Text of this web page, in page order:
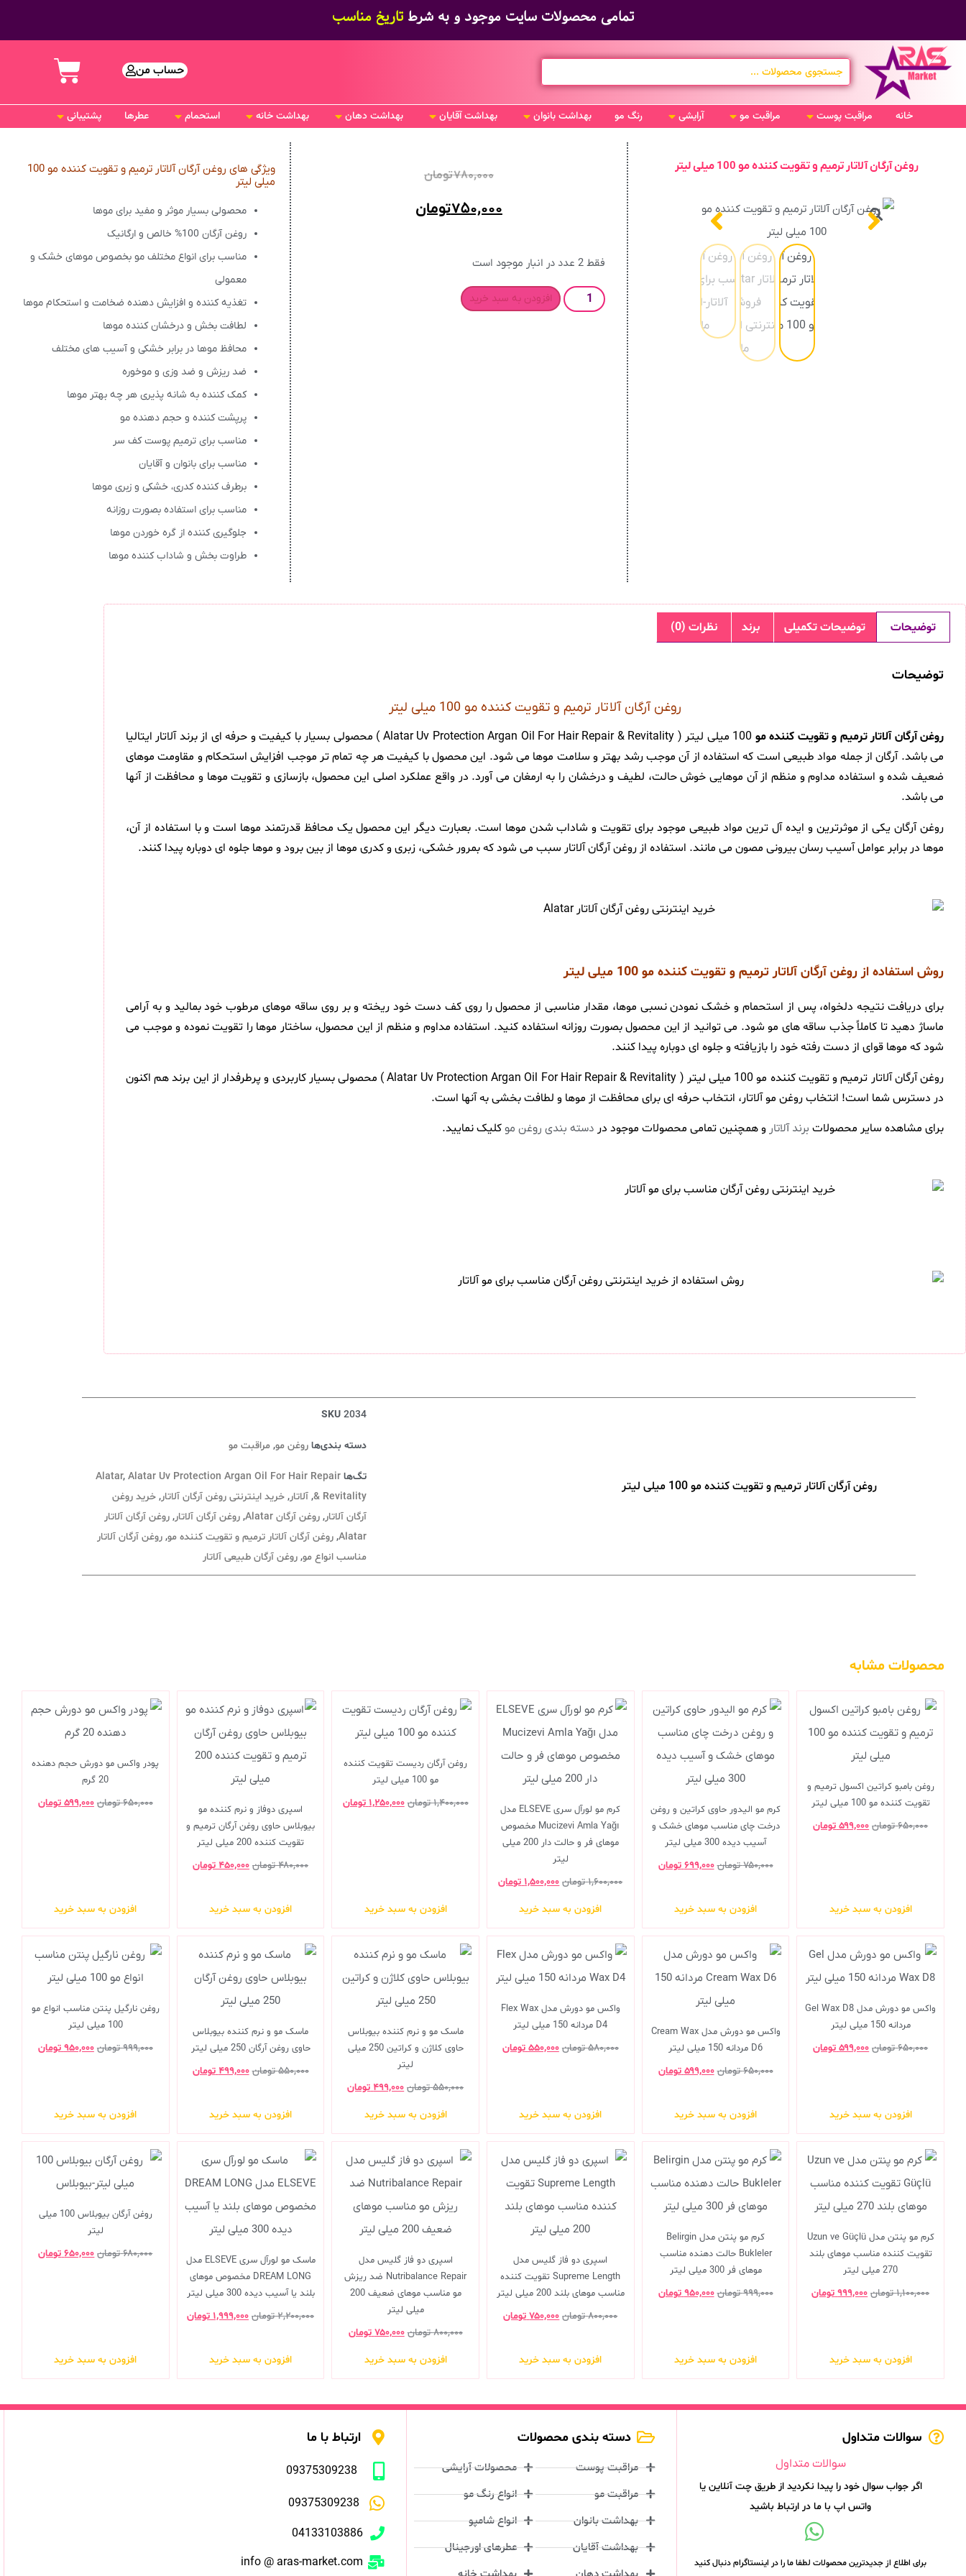
تمامی محصولات سایت موجود و به شرط تاریخ مناسب
حساب من
خانه مراقبت پوست مراقبت مو آرایشی رنگ مو بهداشت بانوان بهداشت آقایان بهداشت دهان بهداشت خانه استحمام عطرها پشتیبانی
روغن آرگان آلاتار ترمیم و تقویت کننده مو 100 میلی لیتر
۷۸۰,۰۰۰تومان
۷۵۰,۰۰۰تومان
فقط 2 عدد در انبار موجود است
افزودن به سبد خرید
ویژگی های روغن آرگان آلاتار ترمیم و تقویت کننده مو 100
میلی لیتر
محصولی بسیار موثر و مفید برای موها
روغن آرگان 100% خالص و ارگانیک
مناسب برای انواع مختلف مو بخصوص موهای خشک و
معمولی
تغذیه کننده و افزایش دهنده ضخامت و استحکام موها
لطافت بخش و درخشان کننده موها
محافظ موها در برابر خشکی و آسیب های مختلف
ضد ریزش و ضد وزی و موخوره
کمک کننده به شانه پذیری هر چه بهتر موها
پرپشت کننده و حجم دهنده مو
مناسب برای ترمیم پوست کف سر
مناسب برای بانوان و آقایان
برطرف کننده کدری، خشکی و زبری موها
مناسب برای استفاده بصورت روزانه
جلوگیری کننده از گره خوردن موها
طراوت بخش و شاداب کننده موها
توضیحات توضیحات تکمیلی برند نظرات (0)
توضیحات
روغن آرگان آلاتار ترمیم و تقویت کننده مو 100 میلی لیتر
روغن آرگان آلاتار ترمیم و تقویت کننده مو
100 میلی لیتر ( Alatar Uv Protection Argan Oil For Hair Repair & Revitality ) محصولی بسیار با کیفیت و حرفه ای از برند آلاتار ایتالیا
می باشد. آرگان از جمله مواد طبیعی است که استفاده از آن موجب رشد بهتر و سلامت موها می شود. این محصول با کیفیت هر چه تمام تر موجب افزایش استحکام و مقاومت موهای
ضعیف شده و استفاده مداوم و منظم از آن موهایی خوش حالت، لطیف و درخشان را به ارمغان می آورد. در واقع عملکرد اصلی این محصول، بازسازی و تقویت موها و محافظت از آنها
می باشد.
روغن آرگان یکی از موثرترین و ایده آل ترین مواد طبیعی موجود برای تقویت و شاداب شدن موها است. بعبارت دیگر این محصول یک محافظ قدرتمند موها است و با استفاده از آن،
موها در برابر عوامل آسیب رسان بیرونی مصون می مانند. استفاده از روغن آرگان آلاتار سبب می شود که بمرور خشکی، زبری و کدری موها از بین برود و موها جلوه ای دوباره پیدا کنند.
روش استفاده از روغن آرگان آلاتار ترمیم و تقویت کننده مو 100 میلی لیتر
برای دریافت نتیجه دلخواه، پس از استحمام و خشک نمودن نسبی موها، مقدار مناسبی از محصول را روی کف دست خود ریخته و بر روی ساقه موهای مرطوب خود بمالید و به آرامی
ماساژ دهید تا کاملاً جذب ساقه های مو شود. می توانید از این محصول بصورت روزانه استفاده کنید. استفاده مداوم و منظم از این محصول، ساختار موها را تقویت نموده و موجب می
شود که موها قوای از دست رفته خود را بازیافته و جلوه ای دوباره پیدا کنند.
روغن آرگان آلاتار ترمیم و تقویت کننده مو 100 میلی لیتر ( Alatar Uv Protection Argan Oil For Hair Repair & Revitality ) محصولی بسیار کاربردی و پرطرفدار از این برند هم اکنون
در دسترس شما است! انتخاب روغن مو آلاتار، انتخاب حرفه ای برای محافظت از موها و لطافت بخشی به آنها است.
برای مشاهده سایر محصولات برند آلاتار و همچنین تمامی محصولات موجود در دسته بندی روغن مو کلیک نمایید.
روغن آرگان آلاتار ترمیم و تقویت کننده مو 100 میلی لیتر
SKU 2034
دسته بندی‌ها روغن مو, مراقبت مو
تگ‌ها Alatar, Alatar Uv Protection Argan Oil For Hair Repair
& Revitality
, آلاتار, خرید اینترنتی روغن آرگان آلاتار, خرید روغن
آرگان آلاتار, روغن آرگان Alatar , روغن آرگان آلاتار, روغن آرگان آلاتار
Alatar
, روغن آرگان آلاتار ترمیم و تقویت کننده مو, روغن آرگان آلاتار
مناسب انواع مو, روغن آرگان طبیعی آلاتار
محصولات مشابه
روغن بامبو کراتین اکسول ترمیم و
تقویت کننده مو 100 میلی لیتر
۶۵۰,۰۰۰ تومان ۵۹۹,۰۰۰ تومان
افزودن به سبد خرید
کرم مو الیدور حاوی کراتین و روغن
درخت چای مناسب موهای خشک و
آسیب دیده 300 میلی لیتر
۷۵۰,۰۰۰ تومان ۶۹۹,۰۰۰ تومان
افزودن به سبد خرید
کرم مو لورآل سری ELSEVE مدل
Mucizevi Amla Yağı مخصوص
موهای فر و حالت دار 200 میلی
لیتر
۱,۶۰۰,۰۰۰ تومان ۱,۵۰۰,۰۰۰ تومان
افزودن به سبد خرید
روغن آرگان ردیست تقویت کننده
مو 100 میلی لیتر
۱,۴۰۰,۰۰۰ تومان ۱,۲۵۰,۰۰۰ تومان
افزودن به سبد خرید
اسپری دوفاز و نرم کننده مو
بیوبلاس حاوی روغن آرگان ترمیم و
تقویت کننده 200 میلی لیتر
۴۸۰,۰۰۰ تومان ۴۵۰,۰۰۰ تومان
افزودن به سبد خرید
پودر واکس مو دورش حجم دهنده
20 گرم
۶۵۰,۰۰۰ تومان ۵۹۹,۰۰۰ تومان
افزودن به سبد خرید
واکس مو دورش مدل Gel Wax D8
مردانه 150 میلی لیتر
۶۵۰,۰۰۰ تومان ۵۹۹,۰۰۰ تومان
افزودن به سبد خرید
واکس مو دورش مدل Cream Wax
D6 مردانه 150 میلی لیتر
۶۵۰,۰۰۰ تومان ۵۹۹,۰۰۰ تومان
افزودن به سبد خرید
واکس مو دورش مدل Flex Wax
D4 مردانه 150 میلی لیتر
۵۸۰,۰۰۰ تومان ۵۵۰,۰۰۰ تومان
افزودن به سبد خرید
ماسک مو و نرم کننده بیوبلاس
حاوی کلاژن و کراتین 250 میلی
لیتر
۵۵۰,۰۰۰ تومان ۴۹۹,۰۰۰ تومان
افزودن به سبد خرید
ماسک مو و نرم کننده بیوبلاس
حاوی روغن آرگان 250 میلی لیتر
۵۵۰,۰۰۰ تومان ۴۹۹,۰۰۰ تومان
افزودن به سبد خرید
روغن نارگیل پنتن مناسب انواع مو
100 میلی لیتر
۹۹۹,۰۰۰ تومان ۹۵۰,۰۰۰ تومان
افزودن به سبد خرید
کرم مو پنتن مدل Uzun ve Güçlü
تقویت کننده مناسب موهای بلند
270 میلی لیتر
۱,۱۰۰,۰۰۰ تومان ۹۹۹,۰۰۰ تومان
افزودن به سبد خرید
کرم مو پنتن مدل Belirgin
Bukleler حالت دهنده مناسب
موهای فر 300 میلی لیتر
۹۹۹,۰۰۰ تومان ۹۵۰,۰۰۰ تومان
افزودن به سبد خرید
اسپری دو فاز گلیس مدل
Supreme Length تقویت کننده
مناسب موهای بلند 200 میلی لیتر
۸۰۰,۰۰۰ تومان ۷۵۰,۰۰۰ تومان
افزودن به سبد خرید
اسپری دو فاز گلیس مدل
Nutribalance Repair ضد ریزش
مو مناسب موهای ضعیف 200
میلی لیتر
۸۰۰,۰۰۰ تومان ۷۵۰,۰۰۰ تومان
افزودن به سبد خرید
ماسک مو لورآل سری ELSEVE مدل
DREAM LONG مخصوص موهای
بلند یا آسیب دیده 300 میلی لیتر
۲,۲۰۰,۰۰۰ تومان ۱,۹۹۹,۰۰۰ تومان
افزودن به سبد خرید
روغن آرگان بیوبلاس 100 میلی
لیتر
۶۸۰,۰۰۰ تومان ۶۵۰,۰۰۰ تومان
افزودن به سبد خرید
سوالات متداول
سوالات متداول
اگر جواب سوال خود را پیدا نکردید از طریق چت آنلاین یا
واتس اپ با ما در ارتباط باشید
برای اطلاع از جدیدترین محصولات لطفا ما را در اینستاگرام دنبال کنید
دسته بندی محصولات
مراقبت پوست
مراقبت مو
بهداشت بانوان
بهداشت آقایان
محصولات آرایشی
انواع رنگ مو
انواع شامپو
عطرهای اورجینال
ارتباط با ما
09375309238
09375309238
04133103886
info @ aras-market.com